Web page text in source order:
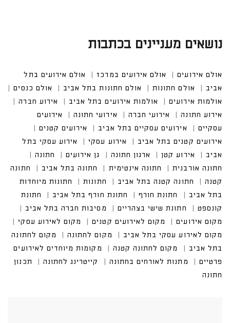
נושאים מעניינים בכתבות
אולם אירועים אולם אירועים במרכז
אולם אירועים בתל
אביב
אולם חתונות אולם חתונות בתל אביב
אולם כנסים
אולמות אירועים
אולמות אירועים בתל אביב
אירוע חברה
אירוע חתונה
אירועי חברה אירועי חתונה
אירועים
עסקיים
אירועים עסקיים בתל אביב
אירועים קטנים
אירועים קטנים בתל אביב
אירוע עסקי
אירוע עסקי בתל
אביב
אירוע קטן ארגון חתונה גן אירועים
חתונה
חתונה אורבנית
חתונה אינטימית חתונה בתל אביב
חתונה
קטנה
חתונה קטנה בתל אביב חתונות
חתונות מיוחדות
בתל אביב
חתונת חורף חתונת חורף בתל אביב
חתונת
קונספט
חתונת שישי בצהריים
מסיבות חברה בתל אביב
מקום אירועים
מקום לאירועים קטנים
מקום לאירוע עסקי
מקום לאירוע עסקי בתל אביב
מקום לחתונה
מקום לחתונה
בתל אביב
מקום לחתונה קטנה
מקומות מיוחדים לאירועים
פרטיים
מתנות לאורחים בחתונה קייטרינג לחתונה
תכנון
חתונה